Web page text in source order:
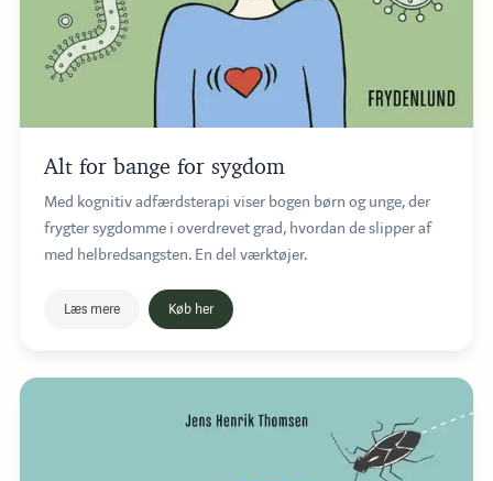
Alt for bange for sygdom
Med kognitiv adfærdsterapi viser bogen børn og unge, der
frygter sygdomme i overdrevet grad, hvordan de slipper af
med helbredsangsten. En del værktøjer.
Læs mere Køb her